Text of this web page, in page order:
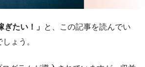
ぎたい！」 と、この記事を読んでい
ょう。